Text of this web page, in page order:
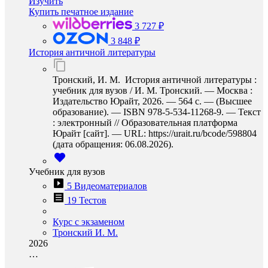
Купить печатное издание
3 727 ₽
3 848 ₽
История античной литературы
Тронский, И. М. История античной литературы :
учебник для вузов / И. М. Тронский. — Москва :
Издательство Юрайт, 2026. — 564 с. — (Высшее
образование). — ISBN 978-5-534-11268-9. — Текст
: электронный // Образовательная платформа
Юрайт [сайт]. — URL: https://urait.ru/bcode/598804
(дата обращения: 06.08.2026).
Учебник для вузов
5 Видеоматериалов
19 Тестов
Курс с экзаменом
Тронский И. М.
2026
…